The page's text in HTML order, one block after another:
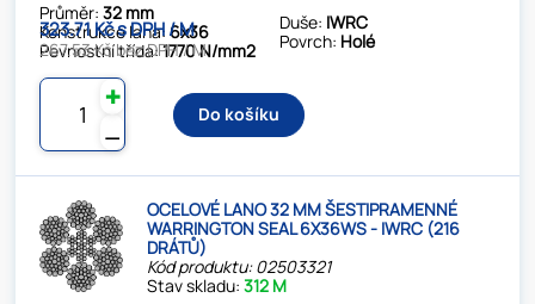
Průměr:32 mm
Konstrukce lana:6x36
Pevnostní třída:1770 N/mm2
Duše: IWRC
Povrch: Holé
323.71 Kč s DPH / M
267.53 Kč bez DPH / M
⚊
✚
Do košíku
OCELOVÉ LANO 32 MM ŠESTIPRAMENNÉ
WARRINGTON SEAL 6X36WS - IWRC (216
DRÁTŮ)
Kód produktu: 02503321
Stav skladu:312 M